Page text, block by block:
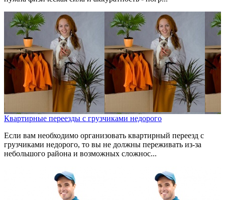
Квартирные переезды с грузчиками недорого
Если вам необходимо организовать квартирный переезд с
грузчиками недорого, то вы не должны переживать из-за
небольшого района и возможных сложнос...